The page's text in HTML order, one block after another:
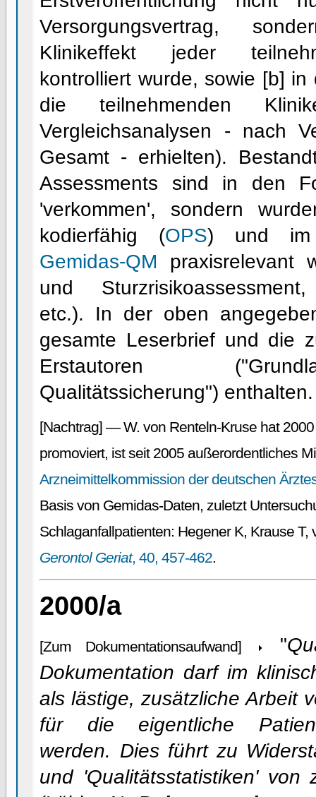
Versorgungsvertrag,
Klinikeffekt jeder
kontrolliert wurde, sowie [b] in
die teilnehmenden
Vergleichsanalysen - nach
Gesamt - erhielten).
Assessments sind in den
'verkommen', sondern
kodierfähig (OPS) und im
Gemidas-QM praxisrelevant
und
etc.). In der oben
gesamte Leserbrief und die
Erstautoren
Qualitätssicherung") enthalten.
[Nachtrag] — W. von Renteln-Kruse hat
promoviert, ist seit 2005 außerordentliches
Arzneimittelkommission der deutschen
Basis von Gemidas-Daten, zuletzt
Schlaganfallpatienten: Hegener K, Krause
Gerontol Geriat, 40, 457-462.
2000/a
[Zum Dokumentationsaufwand] "
Dokumentation darf im
als lästige, zusätzliche Arbeit
für die eigentliche
werden. Dies führt zu
und 'Qualitätsstatistiken' von